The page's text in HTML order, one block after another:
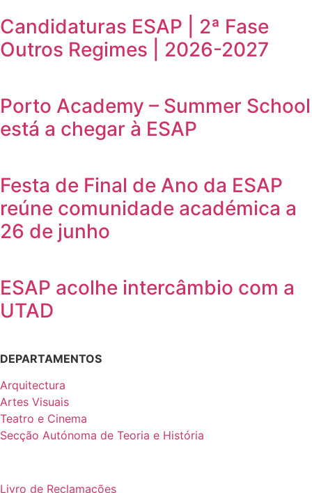
Candidaturas ESAP | 2ª Fase
Outros Regimes | 2026-2027
Porto Academy – Summer School
está a chegar à ESAP
Festa de Final de Ano da ESAP
reúne comunidade académica a
26 de junho
ESAP acolhe intercâmbio com a
UTAD
DEPARTAMENTOS
Arquitectura
Artes Visuais
Teatro e Cinema
Secção Autónoma de Teoria e História
Livro de Reclamações